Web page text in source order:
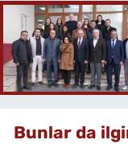
Bunlar da